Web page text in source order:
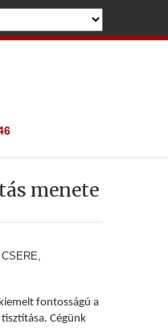
menete
fontosságú a
Cégünk